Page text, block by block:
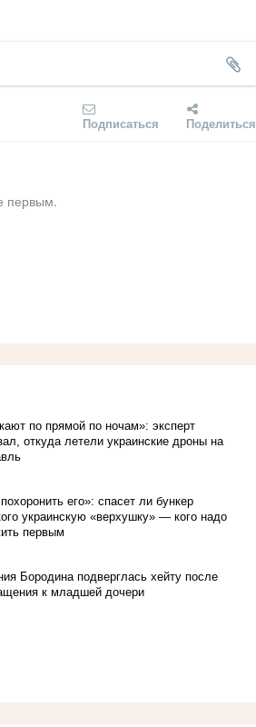
Подписаться Поделиться
первым.
по прямой по ночам»: эксперт
откуда летели украинские дроны на
его»: спасет ли бункер
украинскую «верхушку» — кого надо
первым
Бородина подверглась хейту после
к младшей дочери